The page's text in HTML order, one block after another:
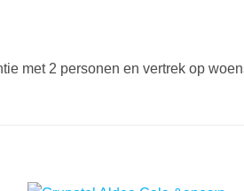
met 2 personen en vertrek op